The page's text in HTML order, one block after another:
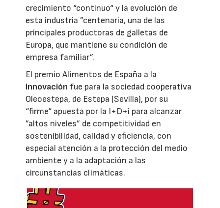
crecimiento “continuo“ y la evolución de
esta industria ”centenaria, una de las
principales productoras de galletas de
Europa, que mantiene su condición de
empresa familiar”.
El premio Alimentos de España a la
innovación fue para la sociedad cooperativa
Oleoestepa, de Estepa (Sevilla), por su
“firme“ apuesta por la I+D+i para alcanzar
”altos niveles” de competitividad en
sostenibilidad, calidad y eficiencia, con
especial atención a la protección del medio
ambiente y a la adaptación a las
circunstancias climáticas.